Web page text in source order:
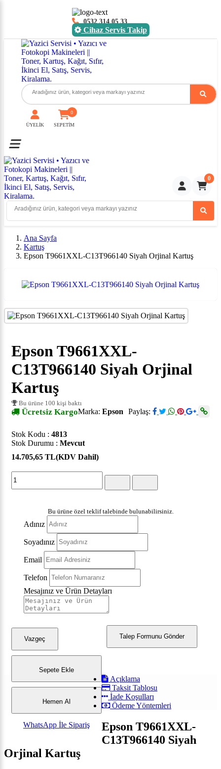
0532 314 05 33
Cihaz Servis Takip
ÜYELİK SEPETİM
0
Toggle mobile menu
0
Ana Sayfa
Kartuş
Epson T9661XXL-C13T966140 Siyah Orjinal Kartuş
Epson T9661XXL-
C13T966140 Siyah Orjinal
Kartuş
Bu ürüne 100 kişi baktı
Ücretsiz Kargo Paylaş:
Marka: Epson
Stok Kodu : 4813
Stok Durumu : Mevcut
14.705,65 TL(KDV Dahil)
Bu ürüne özel teklif talebinde bulunabilirsiniz.
Adınız
Soyadınız
Email
Telefon
Mesajınız ve Ürün Detayları
Talep Formunu Gönder
Vazgeç
Sepete Ekle
Hemen Al
WhatsApp İle Sipariş
Açıklama
Taksit Tablosu
İade Koşulları
Ödeme Yöntemleri
Epson T9661XXL-
C13T966140 Siyah
Orjinal Kartuş